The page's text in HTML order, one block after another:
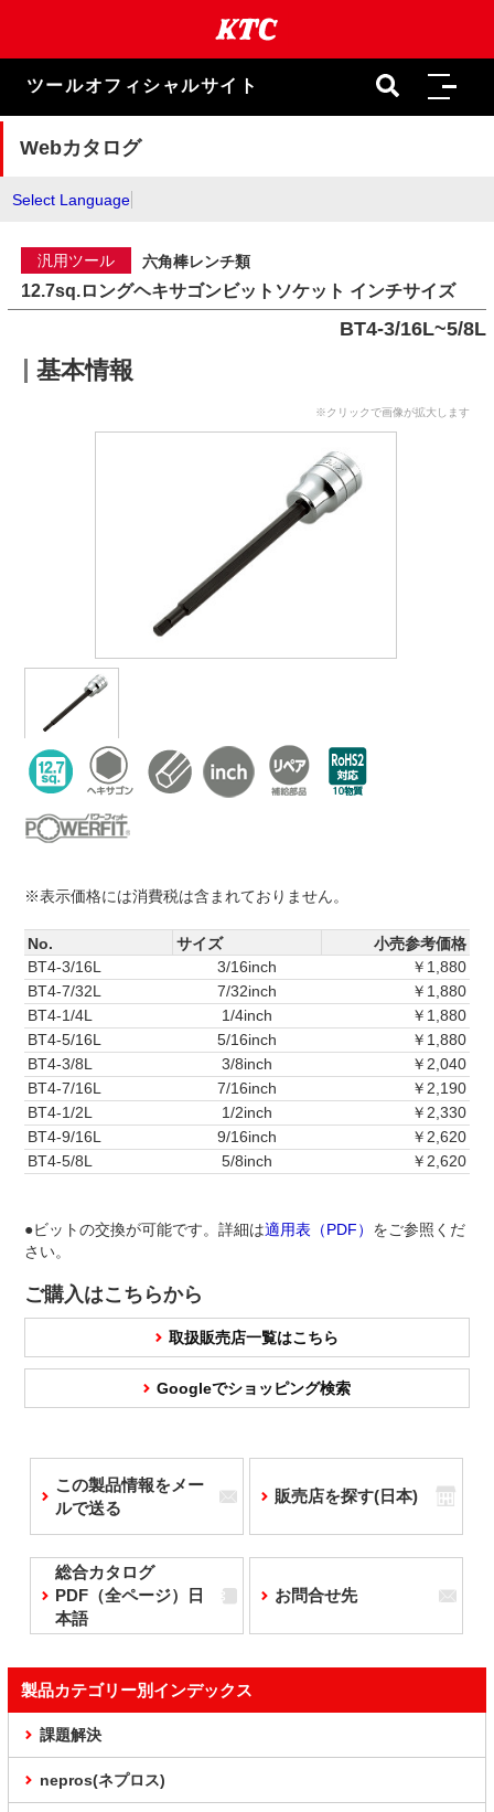
ま
キ
ツールオフィシャルサイト
Webカタログ
Select Language
汎用ツール 六角棒レンチ類
12.7sq.ロングヘキサゴンビットソケット インチサイズ
BT4-3/16L~5/8L
基本情報
※クリックで画像が拡大します
※表示価格には消費税は含まれておりません。
No. サイズ
小売参考価格
BT4-3/16L
3/16inch
￥1,880
BT4-7/32L
7/32inch
￥1,880
BT4-1/4L
1/4inch
￥1,880
BT4-5/16L
5/16inch
￥1,880
BT4-3/8L
3/8inch
￥2,040
BT4-7/16L
7/16inch
￥2,190
BT4-1/2L
1/2inch
￥2,330
BT4-9/16L
9/16inch
￥2,620
BT4-5/8L
5/8inch ￥2,620
●ビットの交換が可能です。詳細は適用表（PDF） をご参照くだ
さい。
ご購入はこちらから
取扱販売店一覧はこちら
Googleでショッピング検索
この製品情報をメー
ルで送る
販売店を探す(日本)
総合カタログ
PDF（全ページ）日
本語
お問合せ先
製品カテゴリー別インデックス
課題解決
nepros(ネプロス)